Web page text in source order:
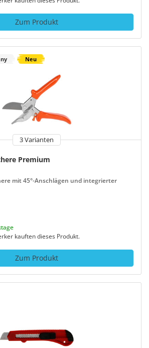
Zum Produkt
Neu
3 Varianten
Premium
mit 45°-Anschlägen und integrierter
kauften dieses Produkt.
Zum Produkt